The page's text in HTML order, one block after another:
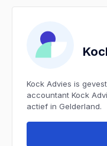
Kock Advies is
accountant Kock
actief in Gelderland.